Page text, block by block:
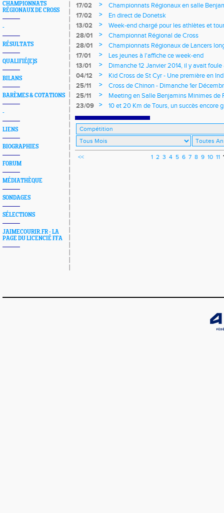
CHAMPIONNATS
RÉGIONAUX DE CROSS
-
RÉSULTATS
QUALIFIÉ(E)S
BILANS
BARÈMES & COTATIONS
-
LIENS
BIOGRAPHIES
FORUM
MÉDIATHÈQUE
SONDAGES
SÉLECTIONS
JAIMECOURIR.FR - LA
PAGE DU LICENCIÉ FFA
17/02
>
Championnats Régionaux en salle
17/02
>
En direct de Donetsk
13/02
>
Week-end chargé pour les athlètes et
28/01
>
Championnat Régional de Cross
28/01
>
Championnats Régionaux de Lancers
17/01
>
Les jeunes à l'affiche ce week-end
13/01
>
Dimanche 12 Janvier 2014, il y avait
04/12
>
Kid Cross de St Cyr - Une première en
25/11
>
Cross de Chinon - Dimanche 1er
25/11
>
Meeting en Salle Benjamins Minimes de
23/09
> 10 et 20 Km de Tours, un succès encore
<< 1 2 3 4 5 6 7 8 9 10 11